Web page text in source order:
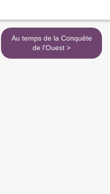
Au temps de la Conquête
de l'Ouest >